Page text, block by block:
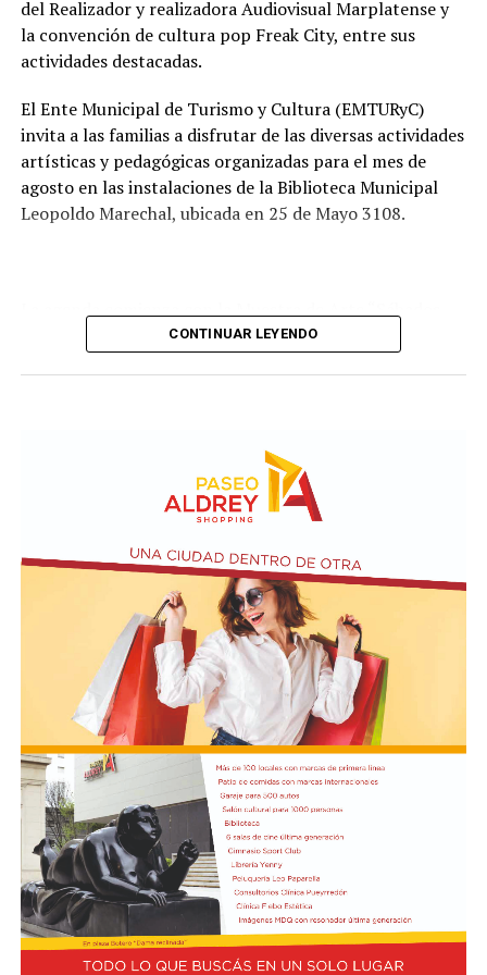
Comisión de Estudio de Ofertas y Adjudicación, que
tendrá a su cargo la evaluación de las propuestas
obra.
del Realizador y realizadora Audiovisual Marplatense y
la convención de cultura pop Freak City, entre sus
actividades destacadas.
El Ente Municipal de Turismo y Cultura (EMTURyC)
invita a las familias a disfrutar de las diversas actividades
artísticas y pedagógicas organizadas para el mes de
agosto en las instalaciones de la Biblioteca Municipal
Leopoldo Marechal, ubicada en 25 de Mayo 3108.
Culturales”, a cargo del grupo Cul Mardel, que se podrá
10 a 12 en la Biblioteca de Autores Marplatenses,
ubicada en el primer piso del edificio.
En relación al Ciclo Mes de la Niñez, este viernes 7 de
agosto a las 17:30 se presentarán “Los cuentos de
Charo” y la narración de poesías populares infantiles a
cargo de María del Rosario Gerez Martínez.
En tanto, el viernes 21 a las 17:30 se desarrollará “El
Cerebro Mágico: construyendo preguntas, respuestas y
circuitos”, a cargo de María Paula Algote. Se trata de un
taller práctico de arte, ciencia y tecnología en el que al
finalizar cada participante se lleva su propia creación
terminada. Es una actividad arancelada (incluye
materiales) destinada a niños a partir de los 6 años.
Los participantes menores de 8 años deberán asistir
acompañados por una persona adulta (menores
asistentes $12.000 y adulto acompañante $5.000). Las
CONTINUAR LEYENDO